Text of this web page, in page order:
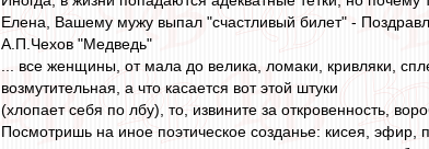
Елена, Вашему мужу выпал "счастливый билет" -
А.П.Чехов "Медведь"
... все женщины, от мала до велика, ломаки, кривляки,
возмутительная, а что касается вот этой штуки
(хлопает себя по лбу), то, извините за откровенность,
Посмотришь на иное поэтическое созданье: кисея,